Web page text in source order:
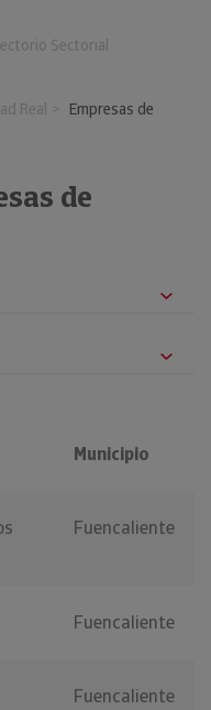
Sectorial
Real
Empresas de
de
Municipio
Fuencaliente
Fuencaliente
Fuencaliente